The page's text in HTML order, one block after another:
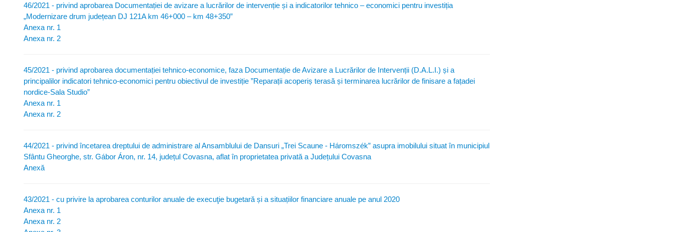
46/2021 - privind aprobarea Documentației de avizare a lucrărilor de intervenție și a indicatorilor tehnico – economici pentru investiția
„Modernizare drum județean DJ 121A km 46+000 – km 48+350”
Anexa nr. 1
Anexa nr. 2
45/2021 - privind aprobarea documentației tehnico-economice, faza Documentație de Avizare a Lucrărilor de Intervenții (D.A.L.I.) și a
principalilor indicatori tehnico-economici pentru obiectivul de investiție ”Reparații acoperiș terasă și terminarea lucrărilor de finisare a fațadei
nordice-Sala Studio”
Anexa nr. 1
Anexa nr. 2
44/2021 - privind încetarea dreptului de administrare al Ansamblului de Dansuri „Trei Scaune - Háromszék” asupra imobilului situat în municipiul
Sfântu Gheorghe, str. Gábor Áron, nr. 14, județul Covasna, aflat în proprietatea privată a Județului Covasna
Anexă
43/2021 - cu privire la aprobarea conturilor anuale de execuţie bugetară și a situațiilor financiare anuale pe anul 2020
Anexa nr. 1
Anexa nr. 2